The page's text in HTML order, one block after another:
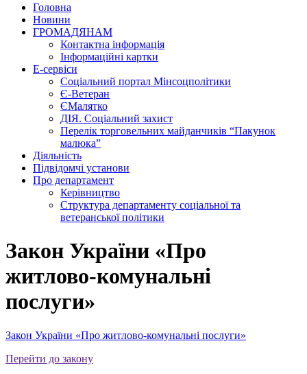
Головна
Новини
ГРОМАДЯНАМ
Контактна інформація
Інформаційні картки
Е-сервіси
Соціальний портал Мінсоцполітики
Є-Ветеран
ЄМалятко
ДІЯ. Соціальний захист
Перелік торговельних майданчиків “Пакунок
малюка”
Діяльність
Підвідомчі установи
Про департамент
Керівництво
Структура департаменту соціальної та
ветеранської політики
Закон України «Про
житлово-комунальні
послуги»
Закон України «Про житлово-комунальні послуги»
Перейти до закону